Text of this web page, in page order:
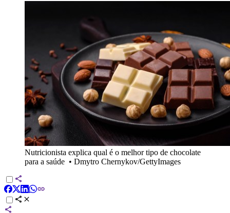
Nutricionista explica qual é o melhor tipo de chocolate
para a saúde • Dmytro Chernykov/GettyImages